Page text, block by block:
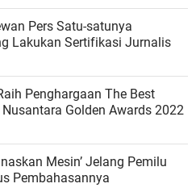
Pers Satu-satunya
Lakukan Sertifikasi Jurnalis
Penghargaan The Best
Golden Awards 2022
Mesin’ Jelang Pemilu
Pembahasannya